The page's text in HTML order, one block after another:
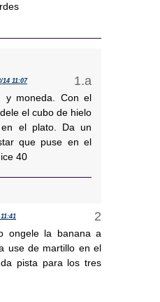
14 11:07
y moneda. Con el
el cubo de hielo
el plato. Da un
que puse en el
40
ongele la banana a
use de martillo en el
pista para los tres